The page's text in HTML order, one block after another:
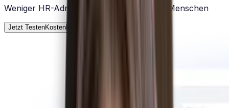
Weniger HR-Administration, mehr Zeit für Menschen
Jetzt TestenKostenlose Testphase